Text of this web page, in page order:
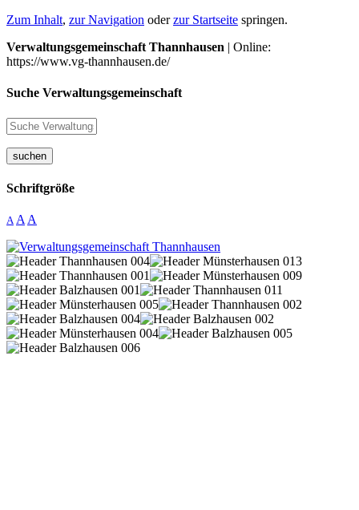
Zum Inhalt, zur Navigation oderzur Startseite springen.
Verwaltungsgemeinschaft Thannhausen | Online:
https://www.vg-thannhausen.de/
Suche Verwaltungsgemeinschaft
suchen
Schriftgröße
A A A